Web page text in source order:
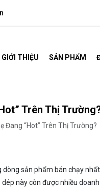
GIỚI THIỆU SẢN PHẨM
Trên Thị
Đang “Hot” Trên Thị Trường?
sản phẩm bán chạy
này còn được nhiều